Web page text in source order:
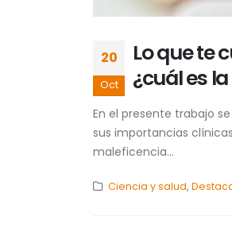
20
Oct
Lo que te
¿cuál es
En el presente trabajo
sus importancias
maleficencia...
Ciencia y salud,